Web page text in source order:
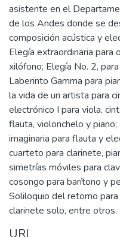
asistente en el
de los Andes donde se
composición acústica y
Elegía extraordinaria para
xilófono; Elegía No. 2,
Laberinto Gamma para
la vida de un artista para
electrónico I para viola,
flauta, violonchelo y
imaginaria para flauta y
cuarteto para clarinete,
simetrías móviles para
cosongo para barítono y
Soliloquio del retorno
clarinete solo, entre otros.
URI